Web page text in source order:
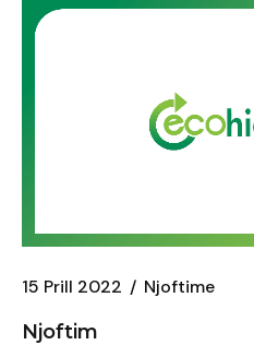
15 Prill 2022 Njoftime
Njoftim